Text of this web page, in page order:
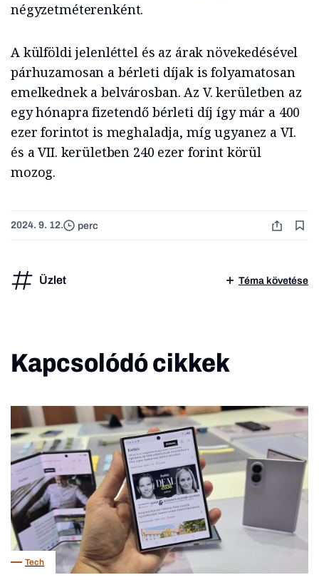
négyzetméterenként.
A külföldi jelenléttel és az árak növekedésével
párhuzamosan a bérleti díjak is folyamatosan
emelkednek a belvárosban. Az V. kerületben az
egy hónapra fizetendő bérleti díj így már a 400
ezer forintot is meghaladja, míg ugyanez a VI.
és a VII. kerületben 240 ezer forint körül
mozog.
2024. 9. 12. perc
Üzlet Téma követése
Kapcsolódó cikkek
Tech